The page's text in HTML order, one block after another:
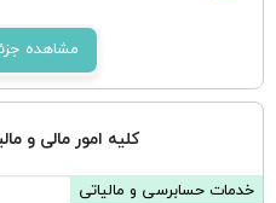
مشاهده
کلیه امور مالی و
خدمات حسابرسی و مالیاتی